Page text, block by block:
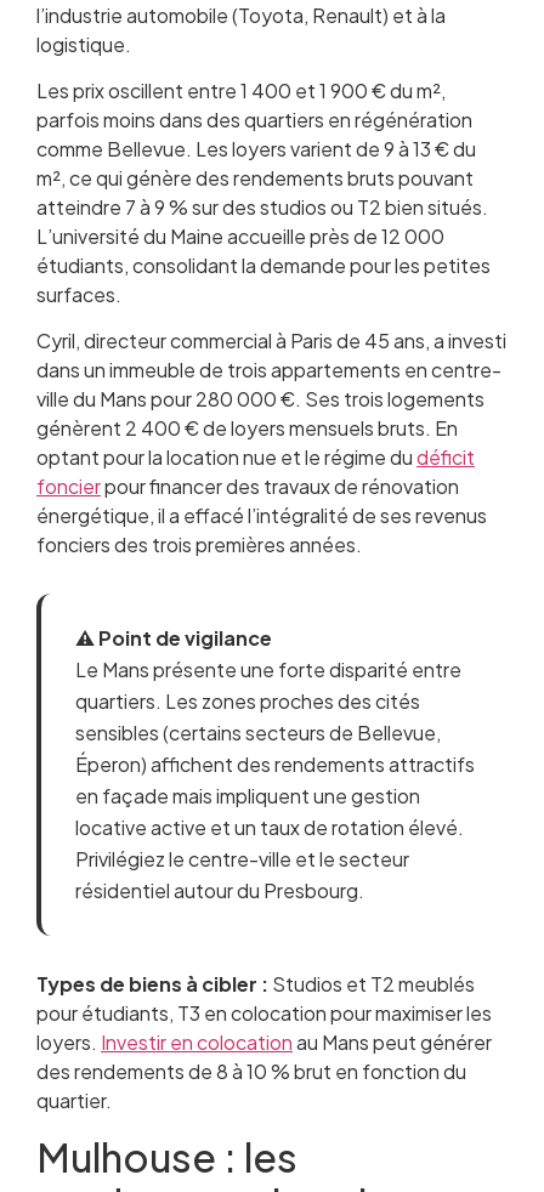
l’industrie automobile (Toyota, Renault) et à la
logistique.
Les prix oscillent entre 1 400 et 1 900 € du m²,
parfois moins dans des quartiers en régénération
comme Bellevue. Les loyers varient de 9 à 13 € du
m², ce qui génère des rendements bruts pouvant
atteindre 7 à 9 % sur des studios ou T2 bien situés.
L’université du Maine accueille près de 12 000
étudiants, consolidant la demande pour les petites
surfaces.
Cyril, directeur commercial à Paris de 45 ans, a investi
dans un immeuble de trois appartements en centre-
ville du Mans pour 280 000 €. Ses trois logements
génèrent 2 400 € de loyers mensuels bruts. En
optant pour la location nue et le régime dudéficit
foncierpour financer des travaux de rénovation
énergétique, il a effacé l’intégralité de ses revenus
fonciers des trois premières années.
⚠️ Point de vigilance
Le Mans présente une forte disparité entre
quartiers. Les zones proches des cités
sensibles (certains secteurs de Bellevue,
Éperon) affichent des rendements attractifs
en façade mais impliquent une gestion
locative active et un taux de rotation élevé.
Privilégiez le centre-ville et le secteur
résidentiel autour du Presbourg.
Types de biens à cibler : Studios et T2 meublés
pour étudiants, T3 en colocation pour maximiser les
loyers. Investir en colocationau Mans peut générer
des rendements de 8 à 10 % brut en fonction du
quartier.
Mulhouse : les